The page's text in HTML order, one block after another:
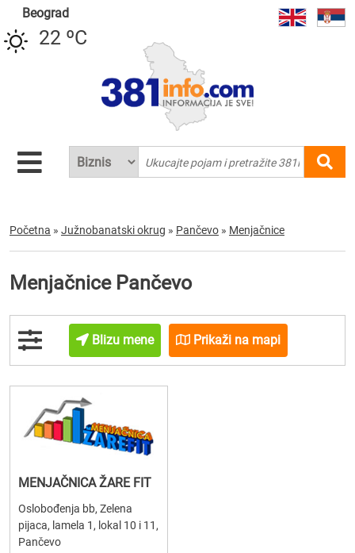
Beograd
22 ºC
Početna » Južnobanatski okrug » Pančevo » Menjačnice
Menjačnice Pančevo
Blizu mene Prikaži na mapi
MENJAČNICA ŽARE FIT
Oslobođenja bb, Zelena
pijaca, lamela 1, lokal 10 i 11,
Pančevo